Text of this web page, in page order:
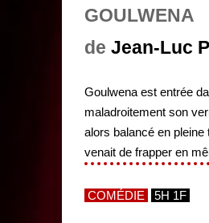
GOULWENA
de Jean-Luc
Goulwena est entrée
maladroitement son
alors balancé en pleine
venait de frapper en
COMÉDIE 5H 1F